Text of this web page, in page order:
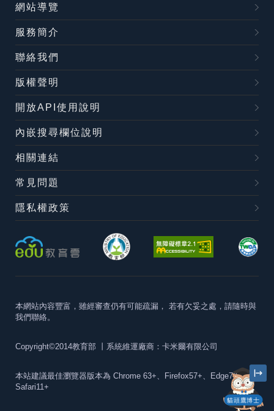
貓頭鷹博士
網站導覽
服務簡介
聯絡我們
版權聲明
開放API使用說明
內嵌搜尋欄位說明
相關連結
常見問題
隱私權政策
本網站內容豐富，雖經審查仍有可能疏漏， 若有欠妥之處，請隨時與
我們聯絡。
Copyright©2014教育部 丨系統維運廠商：卡米爾有限公司
本站建議最佳瀏覽器版本為 Chrome 63+、Firefox57+、Edge79+及
Safari11+